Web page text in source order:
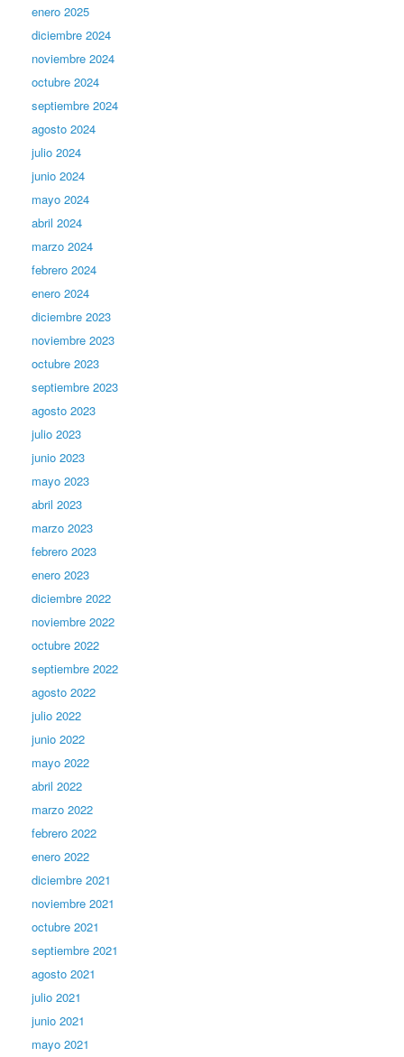
enero 2025
diciembre 2024
noviembre 2024
octubre 2024
septiembre 2024
agosto 2024
julio 2024
junio 2024
mayo 2024
abril 2024
marzo 2024
febrero 2024
enero 2024
diciembre 2023
noviembre 2023
octubre 2023
septiembre 2023
agosto 2023
julio 2023
junio 2023
mayo 2023
abril 2023
marzo 2023
febrero 2023
enero 2023
diciembre 2022
noviembre 2022
octubre 2022
septiembre 2022
agosto 2022
julio 2022
junio 2022
mayo 2022
abril 2022
marzo 2022
febrero 2022
enero 2022
diciembre 2021
noviembre 2021
octubre 2021
septiembre 2021
agosto 2021
julio 2021
junio 2021
mayo 2021